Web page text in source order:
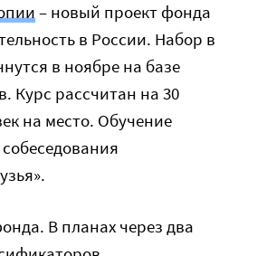
– новый проект фонда
в России. Набор в
в ноябре на базе
Курс рассчитан на 30
на место. Обучение
В планах через два